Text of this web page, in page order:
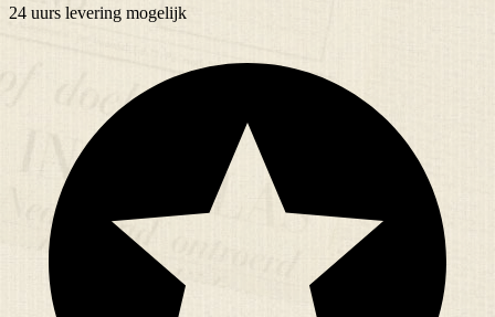
24 uurs levering mogelijk